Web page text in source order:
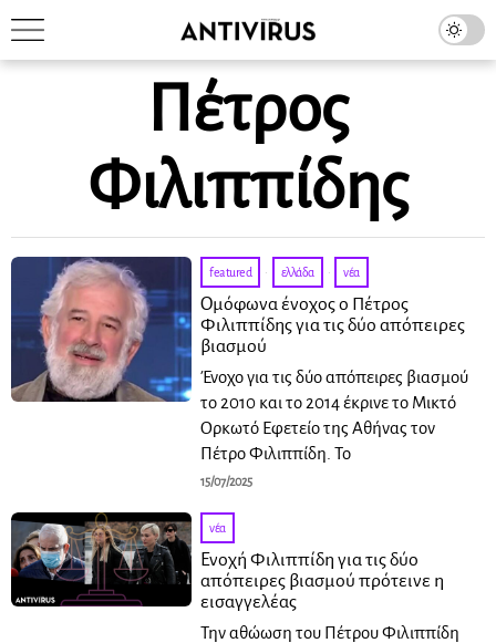
Πέτρος
Φιλιππίδης
featured · ελλάδα · νέα
Ομόφωνα ένοχος ο Πέτρος
Φιλιππίδης για τις δύο απόπειρες
βιασμού
Ένοχο για τις δύο απόπειρες βιασμού
το 2010 και το 2014 έκρινε το Μικτό
Ορκωτό Εφετείο της Αθήνας τον
Πέτρο Φιλιππίδη. Το
15/07/2025
νέα
Ενοχή Φιλιππίδη για τις δύο
απόπειρες βιασμού πρότεινε η
εισαγγελέας
Την αθώωση του Πέτρου Φιλιππίδη